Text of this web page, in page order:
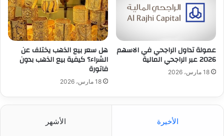
عمولة تداول الراجحي في الاسهم
2026 عبر الراجحي المالية
18 مارس، 2026
هل سعر بيع الذهب يختلف عن
الشراء؟ كيفية بيع الذهب بدون
فاتورة
18 مارس، 2026
الأخيرة الأشهر